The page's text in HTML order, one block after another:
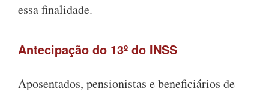
essa finalidade.
Antecipação do 13º do INSS
Aposentados, pensionistas e beneficiários de